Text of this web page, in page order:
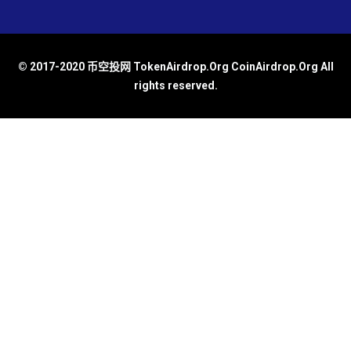
© 2017-2020 币空投网 TokenAirdrop.Org CoinAirdrop.Org All
rights reserved.